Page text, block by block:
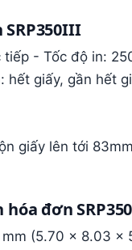
- Tốc độ in:
hết giấy, gần hết
giấy lên tới
hóa đơn
(5.70 x 8.03 x